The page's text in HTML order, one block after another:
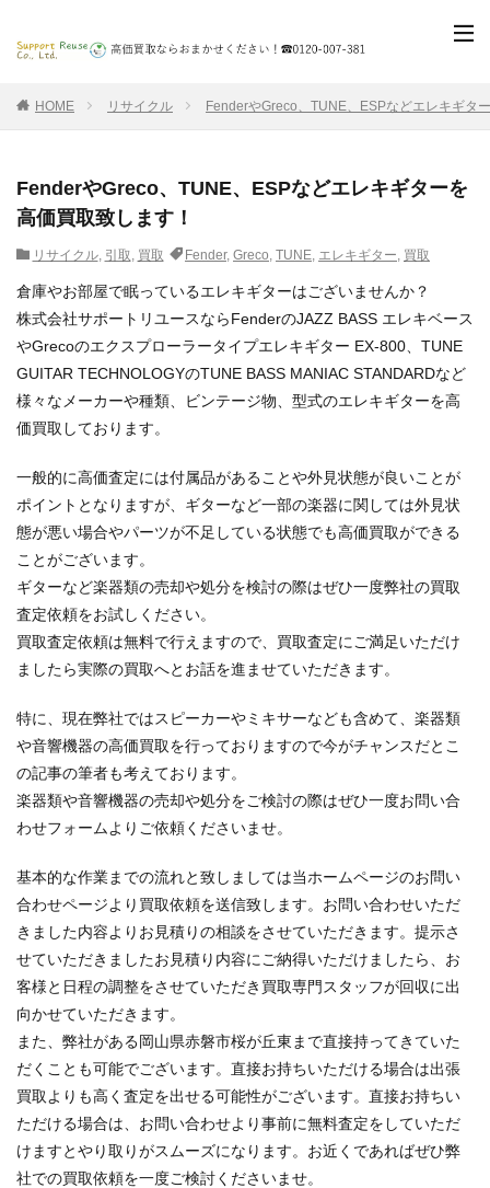
HOME リサイクル FenderやGreco、TUNE、ESPなどエレキギタ
FenderやGreco、TUNE、ESPなどエレキギターを
高価買取致します！
リサイクル, 引取, 買取 Fender, Greco, TUNE, エレキギター, 買取
倉庫やお部屋で眠っているエレキギターはございませんか？
株式会社サポートリユースならFenderのJAZZ BASS エレキベース
やGrecoのエクスプローラータイプエレキギター EX-800、TUNE
GUITAR TECHNOLOGYのTUNE BASS MANIAC STANDARDなど
様々なメーカーや種類、ビンテージ物、型式のエレキギターを高
価買取しております。
一般的に高価査定には付属品があることや外見状態が良いことが
ポイントとなりますが、ギターなど一部の楽器に関しては外見状
態が悪い場合やパーツが不足している状態でも高価買取ができる
ことがございます。
ギターなど楽器類の売却や処分を検討の際はぜひ一度弊社の買取
査定依頼をお試しください。
買取査定依頼は無料で行えますので、買取査定にご満足いただけ
ましたら実際の買取へとお話を進ませていただきます。
特に、現在弊社ではスピーカーやミキサーなども含めて、楽器類
や音響機器の高価買取を行っておりますので今がチャンスだとこ
の記事の筆者も考えております。
楽器類や音響機器の売却や処分をご検討の際はぜひ一度お問い合
わせフォームよりご依頼くださいませ。
基本的な作業までの流れと致しましては当ホームページのお問い
合わせページより買取依頼を送信致します。お問い合わせいただ
きました内容よりお見積りの相談をさせていただきます。提示さ
せていただきましたお見積り内容にご納得いただけましたら、お
客様と日程の調整をさせていただき買取専門スタッフが回収に出
向かせていただきます。
また、弊社がある岡山県赤磐市桜が丘東まで直接持ってきていた
だくことも可能でございます。直接お持ちいただける場合は出張
買取よりも高く査定を出せる可能性がございます。直接お持ちい
ただける場合は、お問い合わせより事前に無料査定をしていただ
けますとやり取りがスムーズになります。お近くであればぜひ弊
社での買取依頼を一度ご検討くださいませ。